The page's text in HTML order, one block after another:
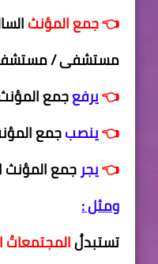
👈جمع المؤنث
مستشفى /
👈يرفعجمع
👈ينصبجمع
👈يجر جمع المؤنث
ومثل :
تستبدلُالمجتمعاتُ